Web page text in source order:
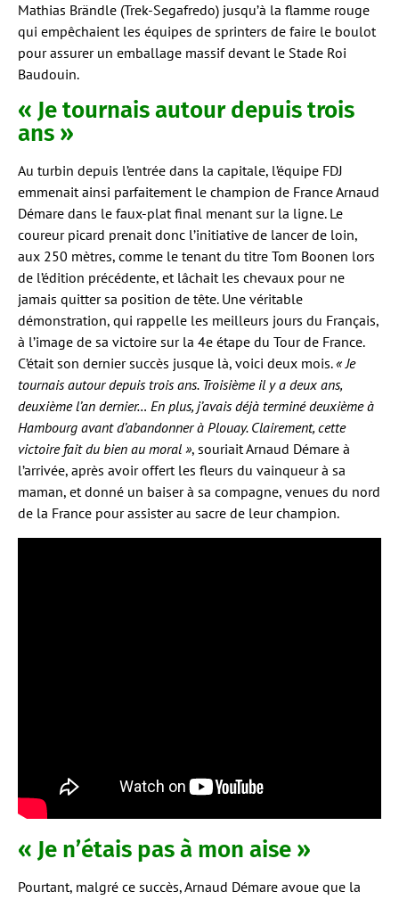
Mathias Brändle (Trek-Segafredo) jusqu’à la flamme rouge
qui empêchaient les équipes de sprinters de faire le boulot
pour assurer un emballage massif devant le Stade Roi
Baudouin.
« Je tournais autour depuis trois
ans »
Au turbin depuis l’entrée dans la capitale, l’équipe FDJ
emmenait ainsi parfaitement le champion de France Arnaud
Démare dans le faux-plat final menant sur la ligne. Le
coureur picard prenait donc l’initiative de lancer de loin,
aux 250 mètres, comme le tenant du titre Tom Boonen lors
de l’édition précédente, et lâchait les chevaux pour ne
jamais quitter sa position de tête. Une véritable
démonstration, qui rappelle les meilleurs jours du Français,
à l’image de sa victoire sur la 4e étape du Tour de France.
C’était son dernier succès jusque là, voici deux mois.« Je
tournais autour depuis trois ans. Troisième il y a deux ans,
deuxième l’an dernier… En plus, j’avais déjà terminé deuxième à
Hambourg avant d’abandonner à Plouay. Clairement, cette
victoire fait du bien au moral », souriait Arnaud Démare à
l’arrivée, après avoir offert les fleurs du vainqueur à sa
maman, et donné un baiser à sa compagne, venues du nord
de la France pour assister au sacre de leur champion.
« Je n’étais pas à mon aise »
Pourtant, malgré ce succès, Arnaud Démare avoue que la